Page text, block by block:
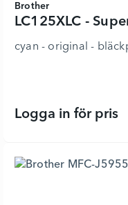
Brother
LC125XLC -
cyan - original -
Logga in för pris